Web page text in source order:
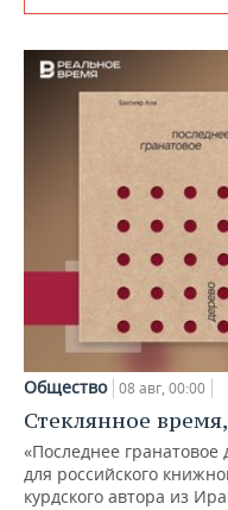
Общество 08 авг, 00:00
Стеклянное
«Последнее
для российского
курдского автора из